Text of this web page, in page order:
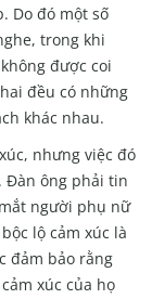
Do đó một số
trong khi
được coi
đều có những
khác nhau.
nhưng việc đó
Đàn ông phải tin
người phụ nữ
lộ cảm xúc là
đảm bảo rằng
xúc của họ